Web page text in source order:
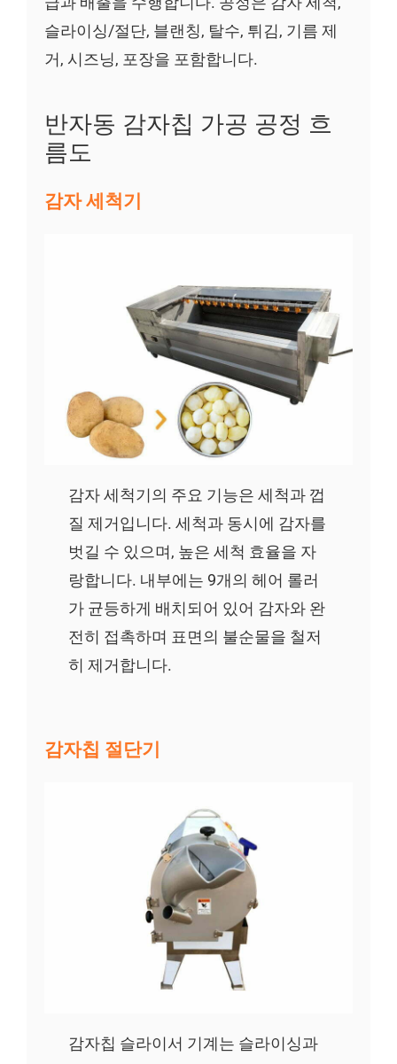
슬라이싱/절단, 블랜칭, 탈수, 튀김, 기름 제
거, 시즈닝, 포장을 포함합니다.
반자동 감자칩 가공 공정 흐
름도
감자 세척기
감자 세척기의 주요 기능은 세척과 껍
질 제거입니다. 세척과 동시에 감자를
벗길 수 있으며, 높은 세척 효율을 자
랑합니다. 내부에는 9개의 헤어 롤러
가 균등하게 배치되어 있어 감자와 완
전히 접촉하며 표면의 불순물을 철저
히 제거합니다.
감자칩 절단기
감자칩 슬라이서 기계는 슬라이싱과